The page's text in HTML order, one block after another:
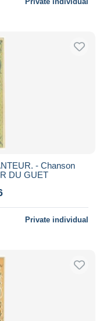
- Chanson
DU GUET
Private individual